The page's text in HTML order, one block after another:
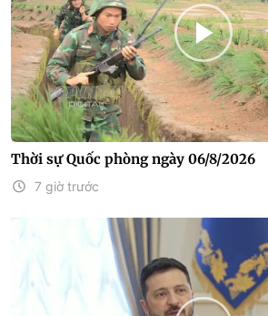
Thời sự Quốc phòng ngày 06/8/2026
7 giờ trước